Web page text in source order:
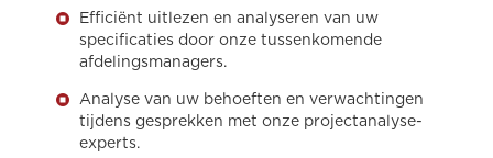
Efficiënt uitlezen en analyseren van uw
specificaties door onze tussenkomende
afdelingsmanagers.
Analyse van uw behoeften en verwachtingen
tijdens gesprekken met onze projectanalyse-
experts.